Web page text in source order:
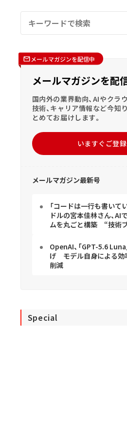
メールマガジンを配信中
メールマガジンを配
国内外の業界動向、AIやクラ
技術、キャリア情報など今知
とめてお届けします。
いますぐご登録
メールマガジン最新号
「コードは一行も書いて
ドルの宮本佳林さん、AI
ムを丸ごと構築 “技術
OpenAI、「GPT-5.6
げ モデル自身による効
削減
Special